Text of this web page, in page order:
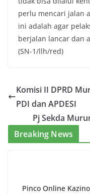
perlu mencari jalan
ini adalah agar
berjalan lancar dan
(SN-1/llh/red)
Komisi II DPRD
PDI dan APDESI
Pj Sekda
Breaking News
Pinco Online